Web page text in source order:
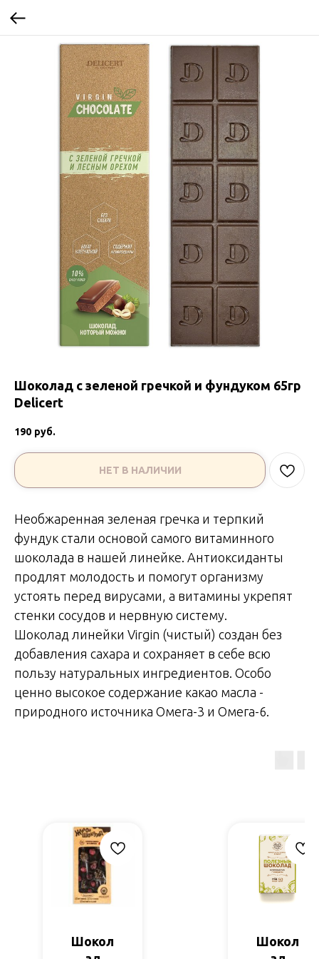
Шоколад с зеленой гречкой и фундуком 65гр
Delicert
190 руб.
НЕТ В НАЛИЧИИ
Необжаренная зеленая гречка и терпкий
фундук стали основой самого витаминного
шоколада в нашей линейке. Антиоксиданты
продлят молодость и помогут организму
устоять перед вирусами, а витамины укрепят
стенки сосудов и нервную систему.
Шоколад линейки Virgin (чистый) создан без
добавления сахара и сохраняет в себе всю
пользу натуральных ингредиентов. Особо
ценно высокое содержание какао масла -
природного источника Омега-3 и Омега-6.
Шокол
Шокол